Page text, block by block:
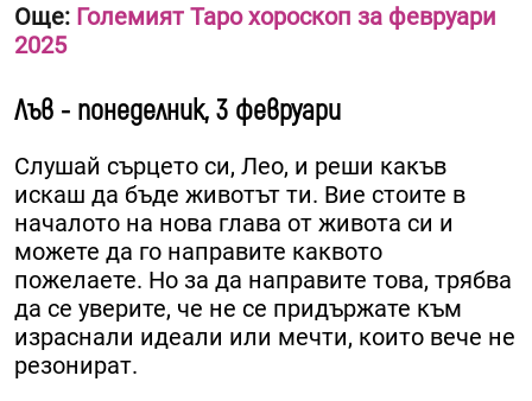
Още: Големият Таро хороскоп за февруари
2025
Лъв - понеделник, 3 февруари
Слушай сърцето си, Лео, и реши какъв
искаш да бъде животът ти. Вие стоите в
началото на нова глава от живота си и
можете да го направите каквото
пожелаете. Но за да направите това, трябва
да се уверите, че не се придържате към
израснали идеали или мечти, които вече не
резонират.